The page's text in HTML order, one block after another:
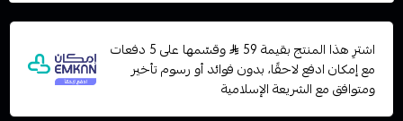
اشترِ هذا المنتج بقيمة 59
وقسّمها على 5 دفعات
مع إمكان ادفع لاحقًا، بدون فوائد أو رسوم تأخير
ومتوافق مع الشريعة الإسلامية